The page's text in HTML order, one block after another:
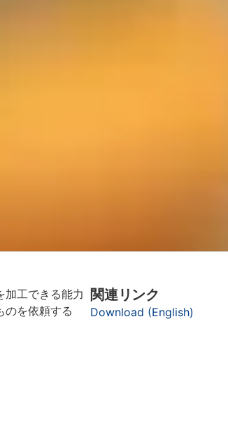
加工できる能力
のを依頼する
関連リンク
Download (English)